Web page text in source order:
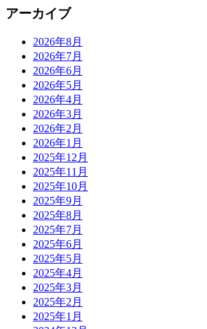
アーカイブ
2026年8月
2026年7月
2026年6月
2026年5月
2026年4月
2026年3月
2026年2月
2026年1月
2025年12月
2025年11月
2025年10月
2025年9月
2025年8月
2025年7月
2025年6月
2025年5月
2025年4月
2025年3月
2025年2月
2025年1月